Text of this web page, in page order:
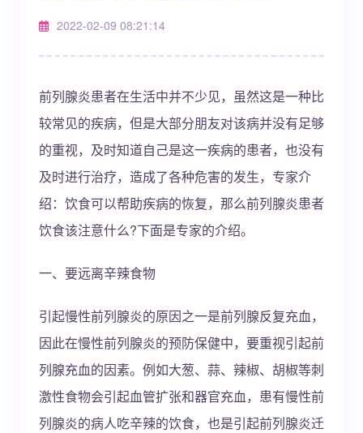
2022-02-09 08:21:14
前列腺炎患者在生活中并不少见，虽然这是一种比
较常见的疾病，但是大部分朋友对该病并没有足够
的重视，及时知道自己是这一疾病的患者，也没有
及时进行治疗，造成了各种危害的发生，专家介
绍：饮食可以帮助疾病的恢复，那么前列腺炎患者
饮食该注意什么?下面是专家的介绍。
一、要远离辛辣食物
引起慢性前列腺炎的原因之一是前列腺反复充血，
因此在慢性前列腺炎的预防保健中，要重视引起前
列腺充血的因素。例如大葱、蒜、辣椒、胡椒等刺
激性食物会引起血管扩张和器官充血，患有慢性前
列腺炎的病人吃辛辣的饮食，也是引起前列腺炎迁